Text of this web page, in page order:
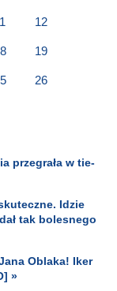
12
19
26
przegrała w tie-
Idzie
tak bolesnego
Oblaka! Iker
»